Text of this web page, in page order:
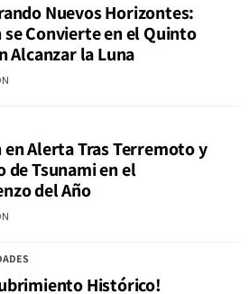
Nuevos Horizontes:
se Convierte en el Quinto
Alcanzar la Luna
en Alerta Tras Terremoto y
de Tsunami en el
del Año
Histórico!